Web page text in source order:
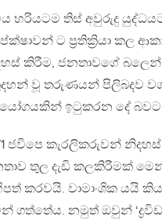
හරියටම තිස් අවුරුදු යුද්ධයට
ට ප්‍රතික්‍රියා කල
කිරීම, ජනතාවගේ බලෙන්
වූ තරුණයන් පිලිබදව
ඉටුකරන දේ
ජවිපෙ කැරලිකරුවන්
තුල දැඩි කලකිරීමක්
කරවයි. වාමාංශික යයි
ගත්තේය. නමුත් ඔවුන්